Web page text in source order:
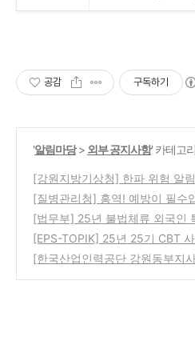
공감 구독하기
'알림마당> 외부 공지사항' 카테고
[강원지방기상청] 한파 위험 알
(0)
[질병관리청] 홍역! 예방이 필수
[법무부] 25년 불법체류 외국인
제도 시행(~26.2.28.)
(0)
[EPS-TOPIK] 25년 25기 CBT
합평가 접수 안내(11.19.~11.25.)
[한국산업인력공단 강원동부지